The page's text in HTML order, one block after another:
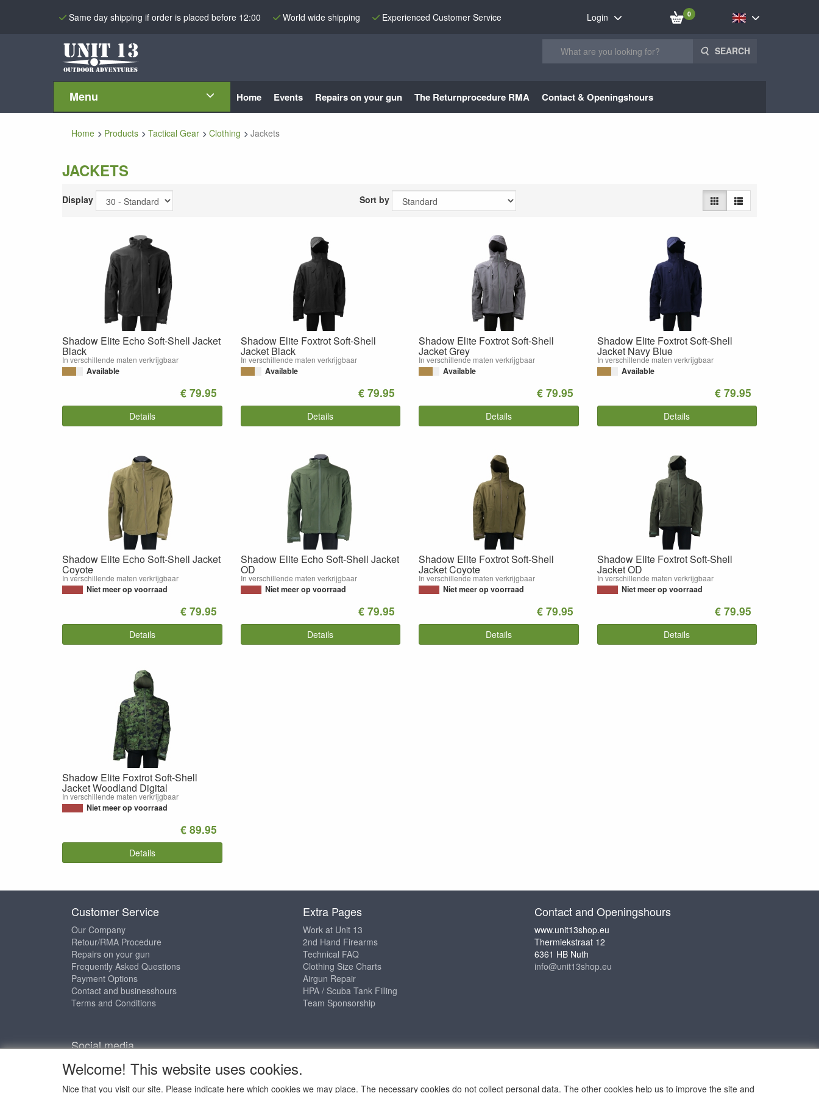
Same day shipping if order is placed before 12:00 World wide shipping Experienced Customer Service Login 0
SEARCH
Menu Home Events Repairs on your gun The Returnprocedure RMA Contact & Openingshours
Home Products Tactical Gear Clothing Jackets
JACKETS
Display Sort by
Shadow Elite Echo Soft-Shell Jacket
Black
In verschillende maten verkrijgbaar
Available
€ 79.95
Details
Shadow Elite Foxtrot Soft-Shell
Jacket Black
In verschillende maten verkrijgbaar
Available
€ 79.95
Details
Shadow Elite Foxtrot Soft-Shell
Jacket Grey
In verschillende maten verkrijgbaar
Available
€ 79.95
Details
Shadow Elite Foxtrot Soft-Shell
Jacket Navy Blue
In verschillende maten verkrijgbaar
Available
€ 79.95
Details
Shadow Elite Echo Soft-Shell Jacket
Coyote
In verschillende maten verkrijgbaar
Niet meer op voorraad
€ 79.95
Details
Shadow Elite Echo Soft-Shell Jacket
OD
In verschillende maten verkrijgbaar
Niet meer op voorraad
€ 79.95
Details
Shadow Elite Foxtrot Soft-Shell
Jacket Coyote
In verschillende maten verkrijgbaar
Niet meer op voorraad
€ 79.95
Details
Shadow Elite Foxtrot Soft-Shell
Jacket OD
In verschillende maten verkrijgbaar
Niet meer op voorraad
€ 79.95
Details
Shadow Elite Foxtrot Soft-Shell
Jacket Woodland Digital
In verschillende maten verkrijgbaar
Niet meer op voorraad
€ 89.95
Details
Customer Service
Our Company
Retour/RMA Procedure
Repairs on your gun
Frequently Asked Questions
Payment Options
Contact and businesshours
Terms and Conditions
Extra Pages
Work at Unit 13
2nd Hand Firearms
Technical FAQ
Clothing Size Charts
Airgun Repair
HPA / Scuba Tank Filling
Team Sponsorship
Contact and Openingshours
www.unit13shop.eu
Thermiekstraat 12
6361 HB Nuth
info@unit13shop.eu
Social media
Welcome! This website uses cookies.
Nice that you visit our site. Please indicate here which cookies we may place. The necessary cookies do not collect personal data. The other cookies help us to improve the site and